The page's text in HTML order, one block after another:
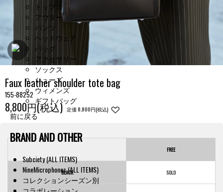
トップス
アウター
パンツ
ヘッドウェア
バッグ
アクセサリー
ソックス
シューズ
ウィメンズ
ギフトバッグ
前に戻る
BRAND AND OTHER
Subciety (ALL ITEMS)
NineMicrophones (ALL ITEMS)
コレクションシーズン別
Faux leather shoulder tote bag
155-88252
8,800円(税込) 定価 8,800円(税込)
FREE
BLACK